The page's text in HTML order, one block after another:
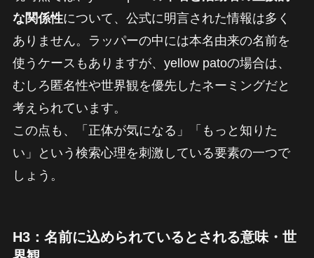
な関係性について、公式に明言された情報は多く
ありません。ラッパーの中には本名由来の名前を
使うケースもありますが、yellow patoの場合は、
むしろ匿名性や世界観を優先したネーミングだと
考えられています。
この点も、「正体が気になる」「もっと知りた
い」という検索心理を刺激している要素の一つで
しょう。
H3：名前に込められているとされる意味・世